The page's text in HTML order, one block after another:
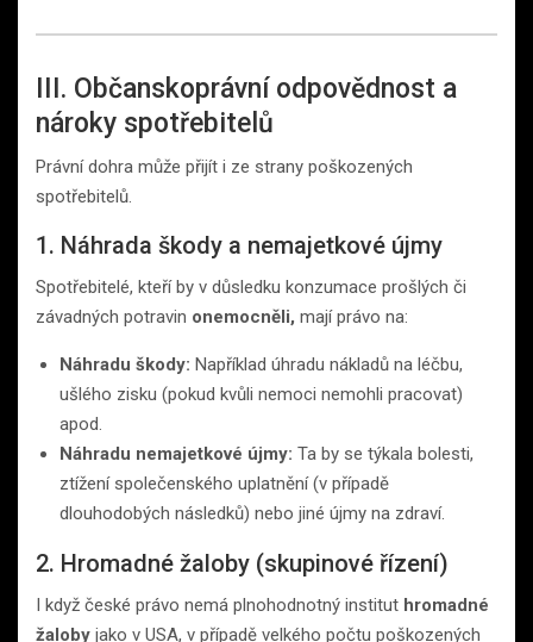
III. Občanskoprávní odpovědnost a
nároky spotřebitelů
Právní dohra může přijít i ze strany poškozených
spotřebitelů.
1. Náhrada škody a nemajetkové újmy
Spotřebitelé, kteří by v důsledku konzumace prošlých či
závadných potravin onemocněli, mají právo na:
Náhradu škody: Například úhradu nákladů na léčbu,
ušlého zisku (pokud kvůli nemoci nemohli pracovat)
apod.
Náhradu nemajetkové újmy: Ta by se týkala bolesti,
ztížení společenského uplatnění (v případě
dlouhodobých následků) nebo jiné újmy na zdraví.
2. Hromadné žaloby (skupinové řízení)
I když české právo nemá plnohodnotný institut hromadné
žaloby jako v USA, v případě velkého počtu poškozených